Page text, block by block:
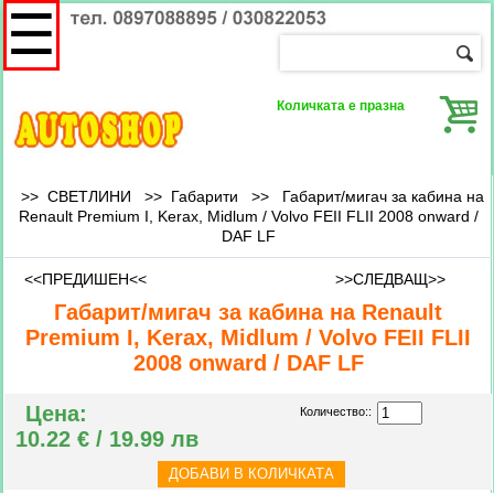
Количката е празна
☰
>> СВЕТЛИНИ >> Габарити >> Габарит/мигач за кабина на
Renault Premium I, Kerax, Midlum / Volvo FEII FLII 2008 onward /
DAF LF
<<ПРЕДИШЕН<< >>СЛЕДВАЩ>>
Габарит/мигач за кабина на Renault
Premium I, Kerax, Midlum / Volvo FEII FLII
2008 onward / DAF LF
Цена:
10.22 € / 19.99 лв
Количество::